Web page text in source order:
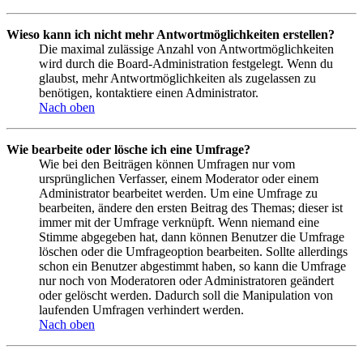
Wieso kann ich nicht mehr Antwortmöglichkeiten erstellen?
Die maximal zulässige Anzahl von Antwortmöglichkeiten
wird durch die Board-Administration festgelegt. Wenn du
glaubst, mehr Antwortmöglichkeiten als zugelassen zu
benötigen, kontaktiere einen Administrator.
Nach oben
Wie bearbeite oder lösche ich eine Umfrage?
Wie bei den Beiträgen können Umfragen nur vom
ursprünglichen Verfasser, einem Moderator oder einem
Administrator bearbeitet werden. Um eine Umfrage zu
bearbeiten, ändere den ersten Beitrag des Themas; dieser ist
immer mit der Umfrage verknüpft. Wenn niemand eine
Stimme abgegeben hat, dann können Benutzer die Umfrage
löschen oder die Umfrageoption bearbeiten. Sollte allerdings
schon ein Benutzer abgestimmt haben, so kann die Umfrage
nur noch von Moderatoren oder Administratoren geändert
oder gelöscht werden. Dadurch soll die Manipulation von
laufenden Umfragen verhindert werden.
Nach oben